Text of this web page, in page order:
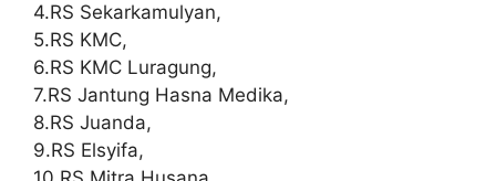
4.RS Sekarkamulyan,
5.RS KMC,
6.RS KMC Luragung,
7.RS Jantung Hasna Medika,
8.RS Juanda,
9.RS Elsyifa,